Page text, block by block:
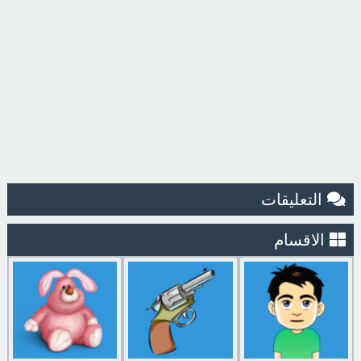
التعليقات
الاقسام